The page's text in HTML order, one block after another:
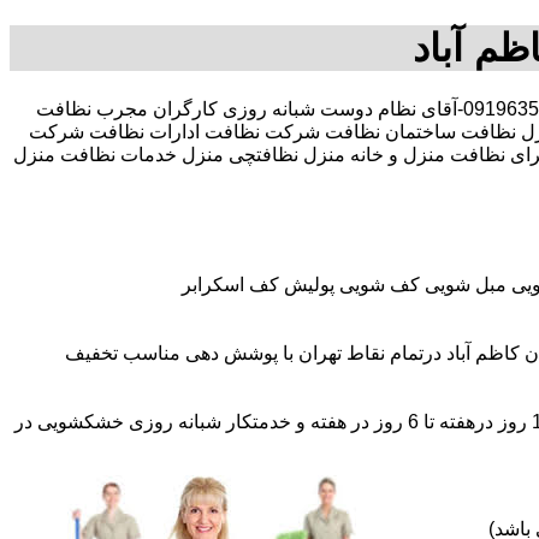
آباد
30 در صد تخفیف بیمه رایگان 09196351909-آقای نظام دوست شبانه روزی کارگران مجرب نظافت
نظافت ساختمان نظافت شرکت نظافت ادارات نظافت شرکت
برای نظافت منزل و خانه منزل نظافتچی منزل خدمات نظافت منزل
مبل شویی کف شویی پولیش کف اسکرابر
کاظم آباد درتمام نقاط تهران با پوشش دهی مناسب تخفیف
اعزام نظافتچی روزمزد و مهمان دار به تمام نقاط و در سراسر تهران (حرفه ای و آموزش دیده )اعزام خدمتکار ثابت روزانه (خانم)از 1 روز درهفته تا 6 روز در هفته و خدمتکار شبانه روزی خشکشویی در
باشد)